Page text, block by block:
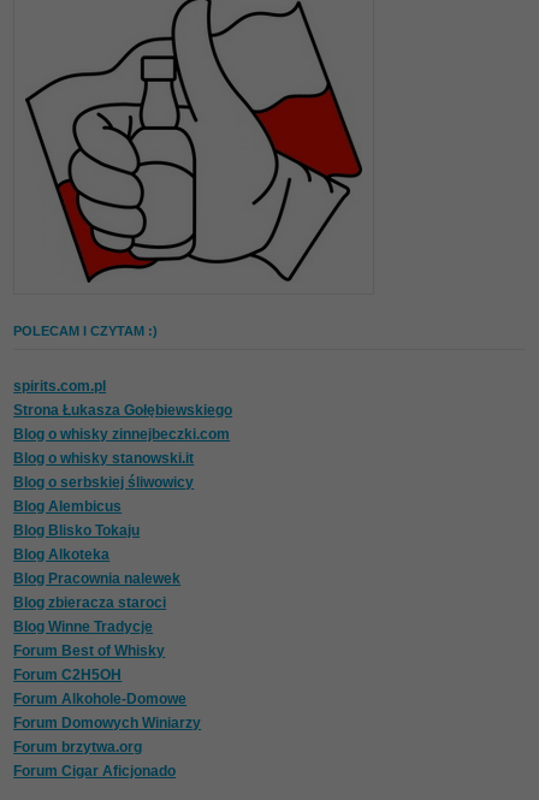
POLECAM I CZYTAM :)
spirits.com.pl
Strona Łukasza Gołębiewskiego
Blog o whisky zinnejbeczki.com
Blog o whisky stanowski.it
Blog o serbskiej śliwowicy
Blog Alembicus
Blog Blisko Tokaju
Blog Alkoteka
Blog Pracownia nalewek
Blog zbieracza staroci
Blog Winne Tradycje
Forum Best of Whisky
Forum C2H5OH
Forum Alkohole-Domowe
Forum Domowych Winiarzy
Forum brzytwa.org
Forum Cigar Aficjonado